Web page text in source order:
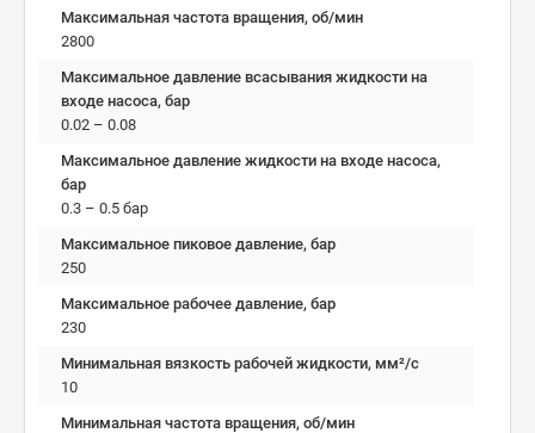
Максимальная частота вращения, об/мин
2800
Максимальное давление всасывания жидкости на
входе насоса, бар
0.02 – 0.08
Максимальное давление жидкости на входе насоса,
бар
0.3 – 0.5 бар
Максимальное пиковое давление, бар
250
Максимальное рабочее давление, бар
230
Минимальная вязкость рабочей жидкости, мм²/c
10
Минимальная частота вращения, об/мин